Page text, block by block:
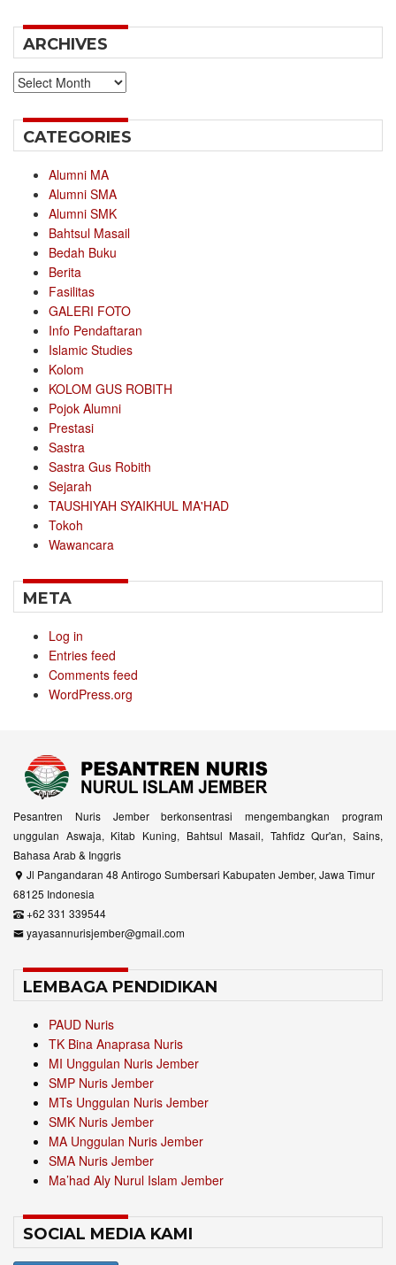
ARCHIVES
Archives
CATEGORIES
Alumni MA
Alumni SMA
Alumni SMK
Bahtsul Masail
Bedah Buku
Berita
Fasilitas
GALERI FOTO
Info Pendaftaran
Islamic Studies
Kolom
KOLOM GUS ROBITH
Pojok Alumni
Prestasi
Sastra
Sastra Gus Robith
Sejarah
TAUSHIYAH SYAIKHUL MA'HAD
Tokoh
Wawancara
META
Log in
Entries feed
Comments feed
WordPress.org
Pesantren Nuris Jember berkonsentrasi mengembangkan program
unggulan Aswaja, Kitab Kuning, Bahtsul Masail, Tahfidz Qur'an, Sains,
Bahasa Arab & Inggris
Jl Pangandaran 48 Antirogo Sumbersari Kabupaten Jember, Jawa Timur
68125 Indonesia
+62 331 339544
yayasannurisjember@gmail.com
LEMBAGA PENDIDIKAN
PAUD Nuris
TK Bina Anaprasa Nuris
MI Unggulan Nuris Jember
SMP Nuris Jember
MTs Unggulan Nuris Jember
SMK Nuris Jember
MA Unggulan Nuris Jember
SMA Nuris Jember
Ma’had Aly Nurul Islam Jember
SOCIAL MEDIA KAMI